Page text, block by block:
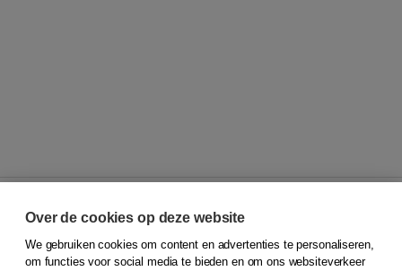
© 2026Koninklijke Boom uitgevers
Over de cookies op deze website
We gebruiken cookies om content en advertenties te personaliseren,
om functies voor social media te bieden en om ons websiteverkeer